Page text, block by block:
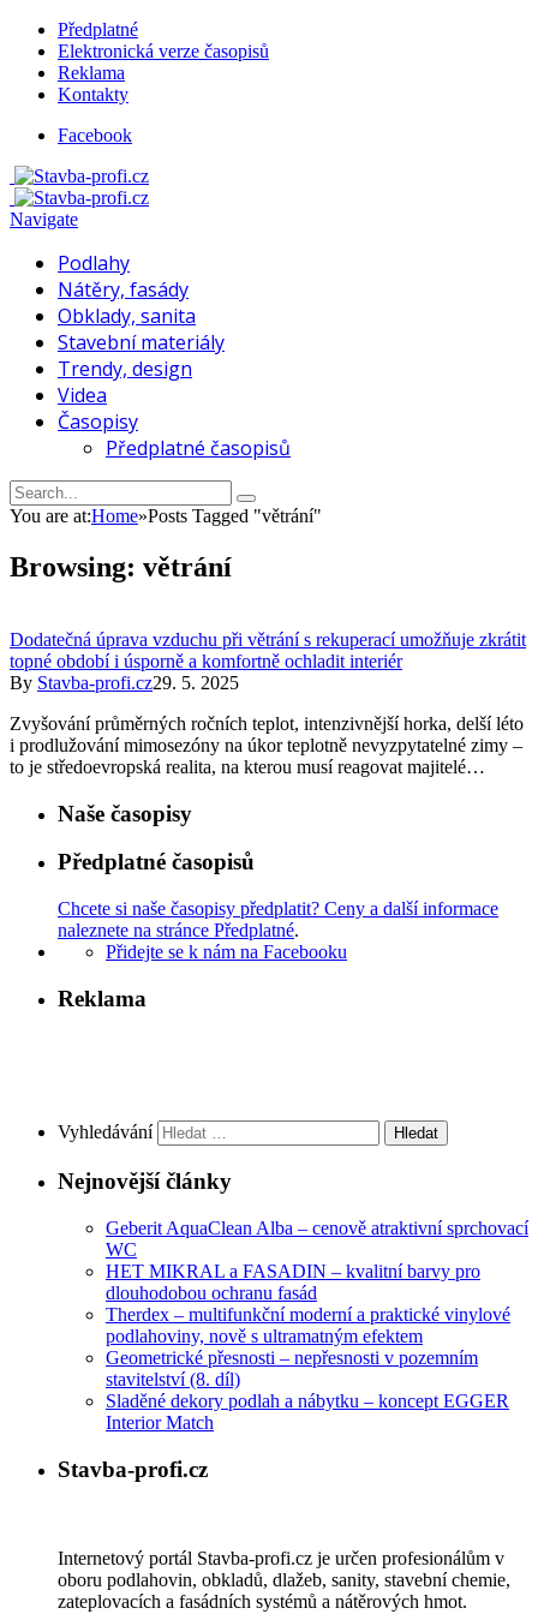
Předplatné
Elektronická verze časopisů
Reklama
Kontakty
Facebook
Navigate
Podlahy
Nátěry, fasády
Obklady, sanita
Stavební materiály
Trendy, design
Videa
Časopisy
Předplatné časopisů
You are at:Home»Posts Tagged "větrání"
Browsing: větrání
Dodatečná úprava vzduchu při větrání s rekuperací umožňuje zkrátit
topné období i úsporně a komfortně ochladit interiér
By Stavba-profi.cz29. 5. 2025
Zvyšování průměrných ročních teplot, intenzivnější horka, delší léto
i prodlužování mimosezóny na úkor teplotně nevyzpytatelné zimy –
to je středoevropská realita, na kterou musí reagovat majitelé…
Naše časopisy
Předplatné časopisů
Chcete si naše časopisy předplatit? Ceny a další informace
naleznete na stránce Předplatné.
Přidejte se k nám na Facebooku
Reklama
Vyhledávání
Nejnovější články
Geberit AquaClean Alba – cenově atraktivní sprchovací
WC
HET MIKRAL a FASADIN – kvalitní barvy pro
dlouhodobou ochranu fasád
Therdex – multifunkční moderní a praktické vinylové
podlahoviny, nově s ultramatným efektem
Geometrické přesnosti – nepřesnosti v pozemním
stavitelství (8. díl)
Sladěné dekory podlah a nábytku – koncept EGGER
Interior Match
Stavba-profi.cz
Internetový portál Stavba-profi.cz je určen profesionálům v
oboru podlahovin, obkladů, dlažeb, sanity, stavební chemie,
zateplovacích a fasádních systémů a nátěrových hmot.